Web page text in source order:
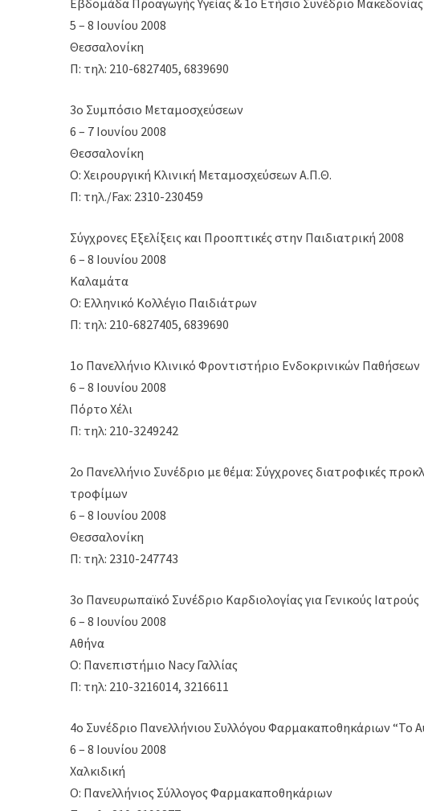
Εβδομάδα Προαγωγής Υγείας & 1ο Ετήσιο Συνέδριο Μακεδονίας
5 – 8 Ιουνίου 2008
Θεσσαλονίκη
Π: τηλ: 210-6827405, 6839690
3ο Συμπόσιο Μεταμοσχεύσεων
6 – 7 Ιουνίου 2008
Θεσσαλονίκη
Ο: Χειρουργική Κλινική Μεταμοσχεύσεων Α.Π.Θ.
Π: τηλ./Fax: 2310-230459
Σύγχρονες Εξελίξεις και Προοπτικές στην Παιδιατρική 2008
6 – 8 Ιουνίου 2008
Καλαμάτα
Ο: Ελληνικό Κολλέγιο Παιδιάτρων
Π: τηλ: 210-6827405, 6839690
1ο Πανελλήνιο Κλινικό Φροντιστήριο Ενδοκρινικών Παθήσεων
6 – 8 Ιουνίου 2008
Πόρτο Χέλι
Π: τηλ: 210-3249242
2ο Πανελλήνιο Συνέδριο με θέμα: Σύγχρονες διατροφικές
τροφίμων
6 – 8 Ιουνίου 2008
Θεσσαλονίκη
Π: τηλ: 2310-247743
3o Πανευρωπαϊκό Συνέδριο Καρδιολογίας για Γενικούς Ιατρούς
6 – 8 Ιουνίου 2008
Αθήνα
Ο: Πανεπιστήμιο Nacy Γαλλίας
Π: τηλ: 210-3216014, 3216611
4o Συνέδριο Πανελλήνιου Συλλόγου Φαρμακαποθηκάριων “Το
6 – 8 Ιουνίου 2008
Χαλκιδική
Ο: Πανελλήνιος Σύλλογος Φαρμακαποθηκάριων